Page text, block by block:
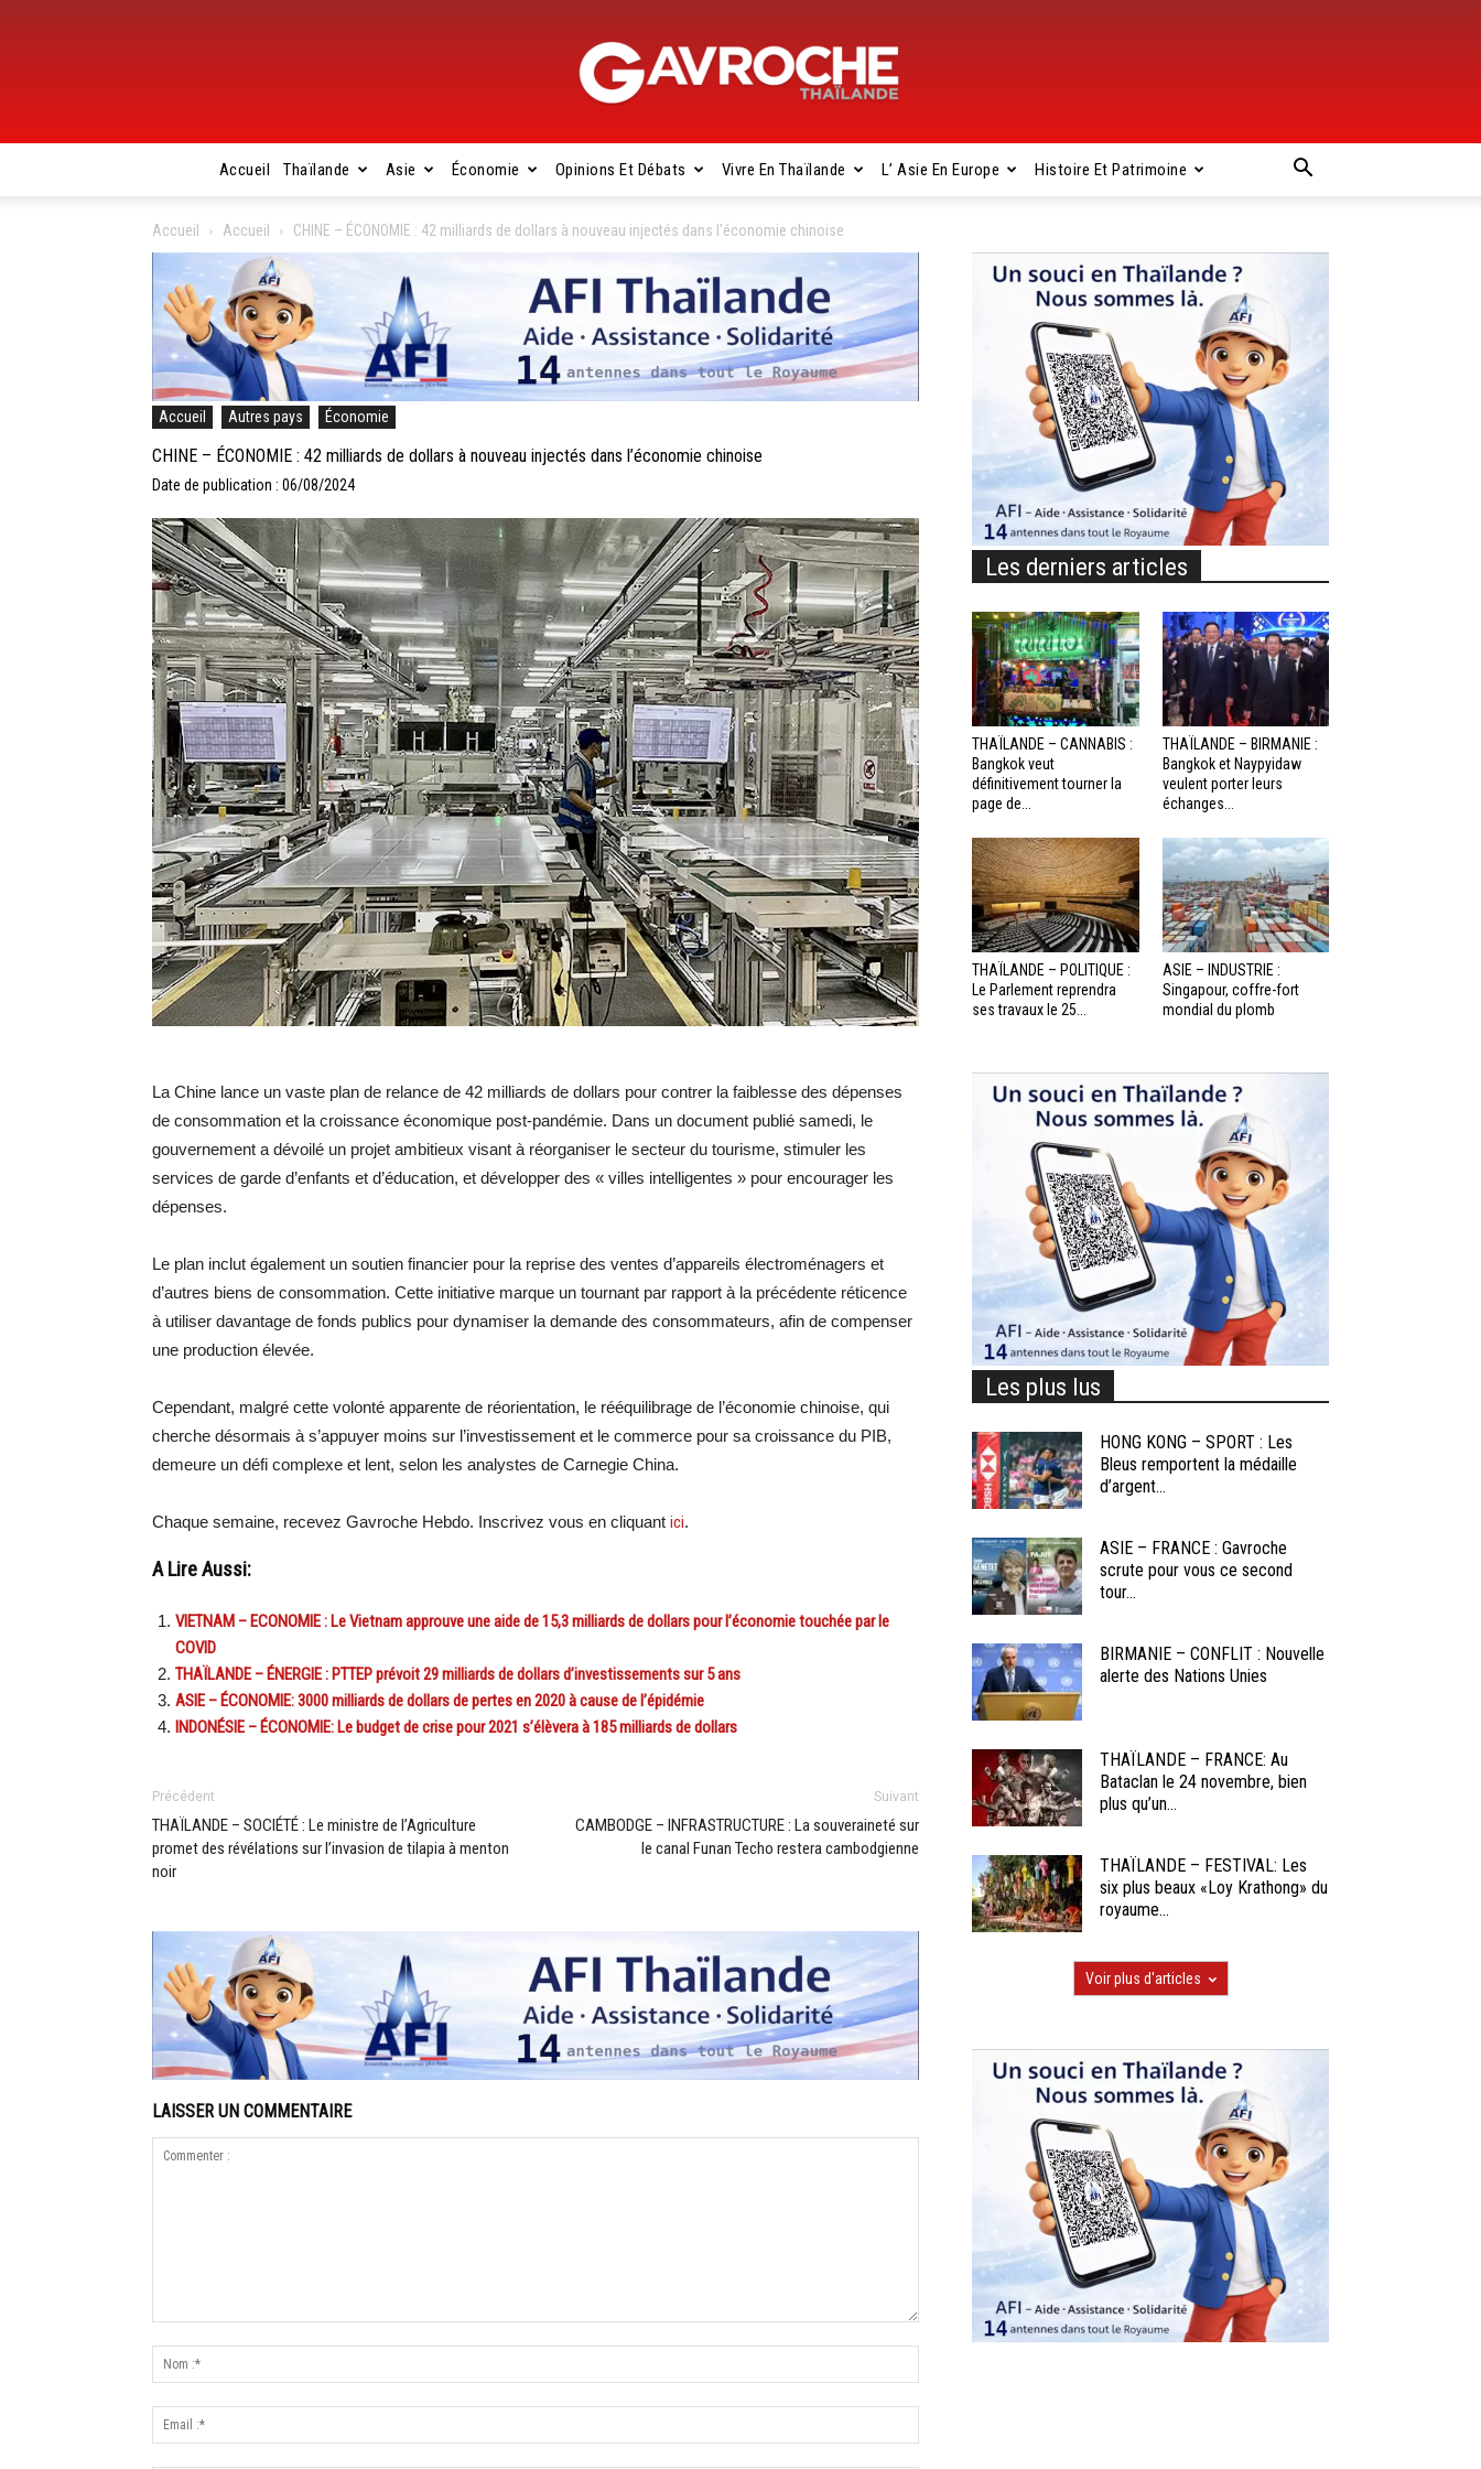
Gavroche
Thaïlande
Accueil Thaïlande Asie Économie Opinions Et Débats Vivre En Thaïlande L’ Asie En Europe Histoire Et Patrimoine
Accueil Accueil CHINE – ÉCONOMIE : 42 milliards de dollars à nouveau injectés dans l’économie chinoise
Accueil Autres pays Économie
CHINE – ÉCONOMIE : 42 milliards de dollars à nouveau injectés dans l’économie chinoise
Date de publication : 06/08/2024
La Chine lance un vaste plan de relance de 42 milliards de dollars pour contrer la faiblesse des dépenses
de consommation et la croissance économique post-pandémie. Dans un document publié samedi, le
gouvernement a dévoilé un projet ambitieux visant à réorganiser le secteur du tourisme, stimuler les
services de garde d’enfants et d’éducation, et développer des « villes intelligentes » pour encourager les
dépenses.
Le plan inclut également un soutien financier pour la reprise des ventes d’appareils électroménagers et
d’autres biens de consommation. Cette initiative marque un tournant par rapport à la précédente réticence
à utiliser davantage de fonds publics pour dynamiser la demande des consommateurs, afin de compenser
une production élevée.
Cependant, malgré cette volonté apparente de réorientation, le rééquilibrage de l’économie chinoise, qui
cherche désormais à s’appuyer moins sur l’investissement et le commerce pour sa croissance du PIB,
demeure un défi complexe et lent, selon les analystes de Carnegie China.
Chaque semaine, recevez Gavroche Hebdo. Inscrivez vous en cliquant ici.
A Lire Aussi:
VIETNAM – ECONOMIE : Le Vietnam approuve une aide de 15,3 milliards de dollars pour l’économie touchée par le
COVID
THAÏLANDE – ÉNERGIE : PTTEP prévoit 29 milliards de dollars d’investissements sur 5 ans
ASIE – ÉCONOMIE: 3000 milliards de dollars de pertes en 2020 à cause de l’épidémie
INDONÉSIE – ÉCONOMIE: Le budget de crise pour 2021 s’élèvera à 185 milliards de dollars
Précédent
THAÏLANDE – SOCIÉTÉ : Le ministre de l’Agriculture
promet des révélations sur l’invasion de tilapia à menton
noir
Suivant
CAMBODGE – INFRASTRUCTURE : La souveraineté sur
le canal Funan Techo restera cambodgienne
LAISSER UN COMMENTAIRE
Les derniers articles
THAÏLANDE – CANNABIS :
Bangkok veut
définitivement tourner la
page de...
THAÏLANDE – BIRMANIE :
Bangkok et Naypyidaw
veulent porter leurs
échanges...
THAÏLANDE – POLITIQUE :
Le Parlement reprendra
ses travaux le 25...
ASIE – INDUSTRIE :
Singapour, coffre-fort
mondial du plomb
Les plus lus
HONG KONG – SPORT : Les
Bleus remportent la médaille
d’argent...
ASIE – FRANCE : Gavroche
scrute pour vous ce second
tour...
BIRMANIE – CONFLIT : Nouvelle
alerte des Nations Unies
THAÏLANDE – FRANCE: Au
Bataclan le 24 novembre, bien
plus qu’un...
THAÏLANDE – FESTIVAL: Les
six plus beaux «Loy Krathong» du
royaume...
Voir plus d'articles